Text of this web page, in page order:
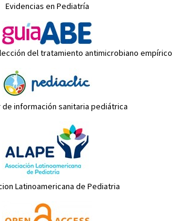
Evidencias en Pediatría
del tratamiento antimicrobiano empírico
de información sanitaria pediátrica
Latinoamericana de Pediatria